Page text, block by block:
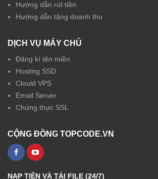
Hướng dẫn rút tiền
Hướng dẫn tăng doanh thu
DỊCH VỤ MÁY CHỦ
Đăng kí tên miền
Hosting SSD
Clould VPS
Email Server
Chứng thực SSL
CỘNG ĐỒNG TOPCODE.VN
NẠP TIỀN VÀ TẢI FILE (24/7)